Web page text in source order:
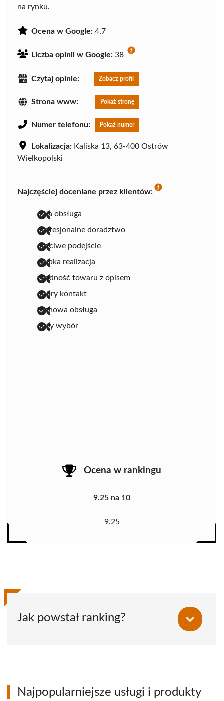
na rynku.
Ocena w Google: 4.7
Liczba opinii w Google: 38
Czytaj opinie: Zobacz profil
Strona www: Pokaż stronę
Numer telefonu: Pokaż numer
Lokalizacja: Kaliska 13, 63-400 Ostrów
Wielkopolski
Najczęściej doceniane przez klientów:
miła obsługa
profesjonalne doradztwo
uczciwe podejście
szybka realizacja
zgodność towaru z opisem
dobry kontakt
fachowa obsługa
duży wybór
Ocena w rankingu
9.25 na 10
9.25
Jak powstał ranking?
Najpopularniejsze usługi i produkty